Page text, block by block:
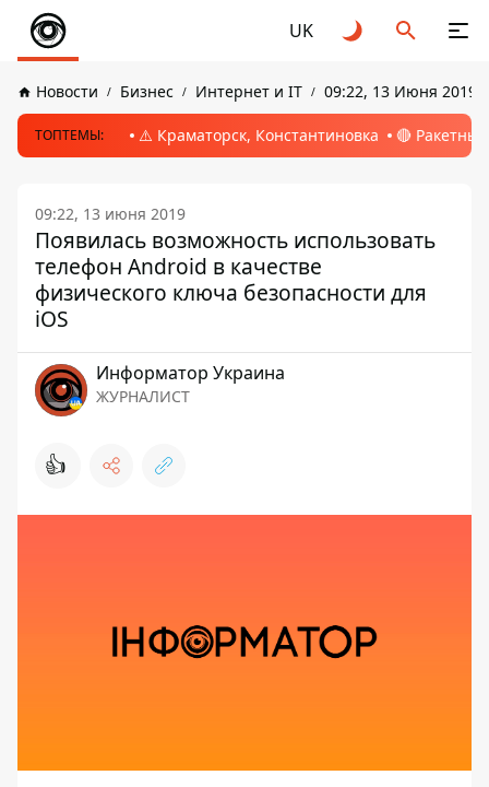
UK
Новости Бизнес Интернет и IT 09:22, 13 Июня 2019
ТОПТЕМЫ: ⚠️ Краматорск, Константиновка 🔴
09:22, 13 июня 2019
Появилась возможность использовать
телефон Android в качестве
физического ключа безопасности для
iOS
Информатор Украина
ЖУРНАЛИСТ
👍